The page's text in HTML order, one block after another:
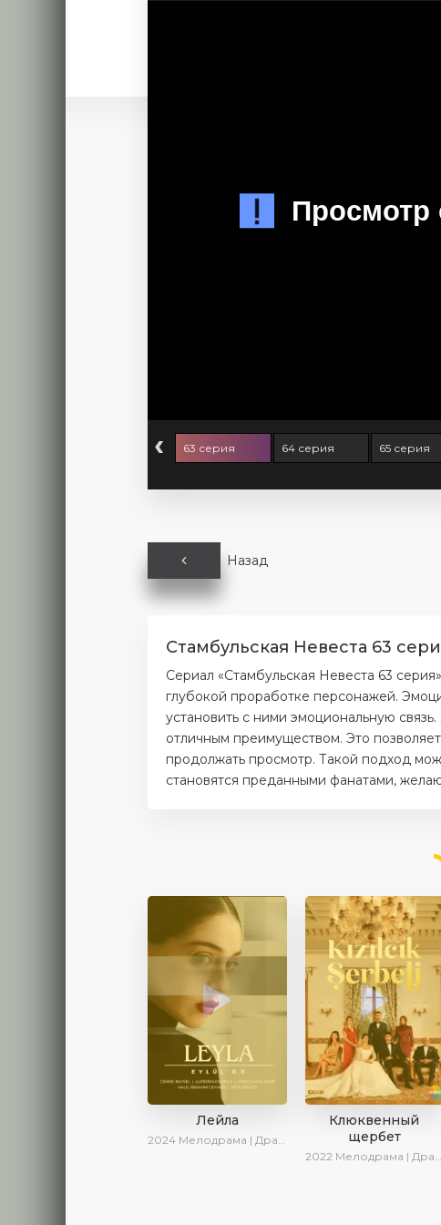
‹ 63 серия 64 серия 65 серия
Назад
Стамбульская Невеста 63
Сериал «Стамбульская Невеста 63
глубокой проработке персонажей.
установить с ними эмоциональную
отличным преимуществом. Это
продолжать просмотр. Такой подход
становятся преданными фанатами,
Лейла
2024 Мелодрама | Драма | Ирина Котова | AveTurk | AlisaDirilis | Сериалы 2024
Клюквенный
щербет
2022 Мелодрама | Драма | SesDizi